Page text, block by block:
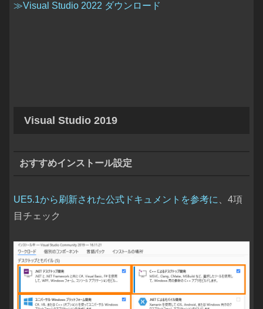
≫Visual Studio 2022 ダウンロード
Visual Studio 2019
おすすめインストール設定
UE5.1から刷新された公式ドキュメントを参考に
、4項
目チェック